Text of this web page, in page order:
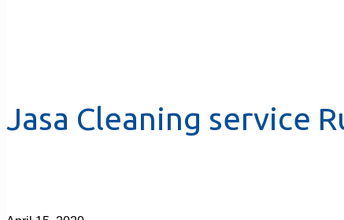
Jasa Cleaning service